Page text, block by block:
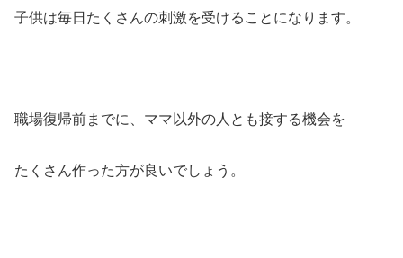
子供は毎日たくさんの刺激を受けることになります。
職場復帰前までに、ママ以外の人とも接する機会を
たくさん作った方が良いでしょう。